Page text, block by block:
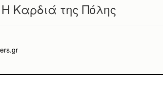
Καρδιά της Πόλης